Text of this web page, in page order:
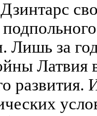
Лишь за
Латвия
развития.